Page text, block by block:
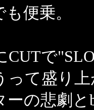
便乗。
CUTで
って盛り
の悲劇と